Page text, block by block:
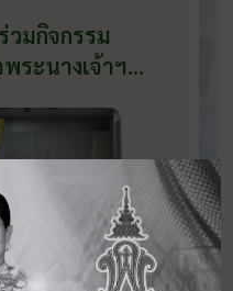
มกิจกรรม
ระนางเจ้าฯ
อกาสวันเฉลิม
ยงานอำเภอ
ระชาคมริมน้ำ